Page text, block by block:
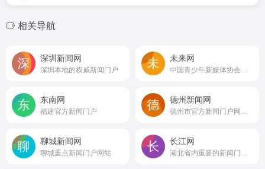
相关导航
深圳新闻网
深圳本地的权威新闻门户
未来网
东南网
福建官方新闻门户
德州新闻网
聊城新闻网
聊城重点新闻门户网站
长江网